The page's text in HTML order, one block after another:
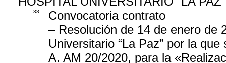
38
Convocatoria contrato
– Resolución de 14 de enero de
Universitario “La Paz” por la
A. AM 20/2020, para la